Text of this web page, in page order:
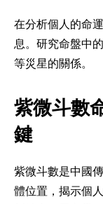
在分析個人的命
息。研究命盤中
等災星的關係。
紫微斗數
鍵
紫微斗數是中國
體位置，揭示個